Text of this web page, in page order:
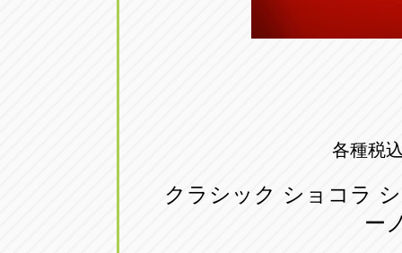
オートフ
059-331-
三重県四日市市午起3丁目1番3
各種税
クラシック ショコラ
ー